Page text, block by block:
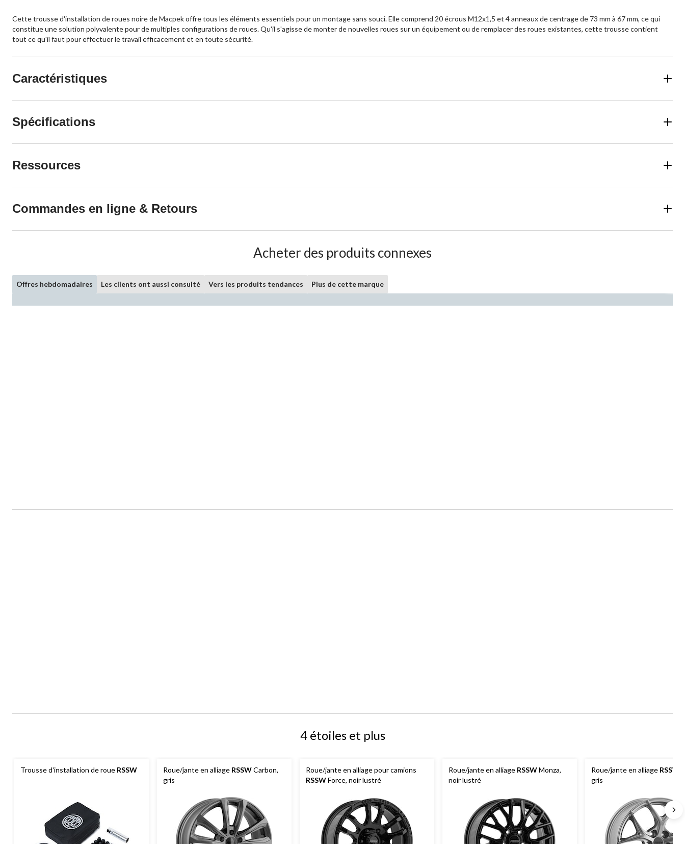
Cette trousse d'installation de roues noire de Macpek offre tous les éléments essentiels pour un montage sans souci. Elle comprend 20 écrous M12x1,5 et 4 anneaux de centrage de 73 mm à 67 mm, ce qui
constitue une solution polyvalente pour de multiples configurations de roues. Qu'il s'agisse de monter de nouvelles roues sur un équipement ou de remplacer des roues existantes, cette trousse contient
tout ce qu'il faut pour effectuer le travail efficacement et en toute sécurité.
Caractéristiques
Spécifications
Ressources
Commandes en ligne & Retours
Acheter des produits connexes
Offres hebdomadaires Les clients ont aussi consulté Vers les produits tendances Plus de cette marque
4 étoiles et plus
Trousse d'installation de roue RSSW Roue/jante en alliage RSSWCarbon,
gris
Roue/jante en alliage pour camions
RSSWForce, noir lustré
Roue/jante en alliage RSSWMonza,
noir lustré
Roue/jante en alliage RSSW
gris